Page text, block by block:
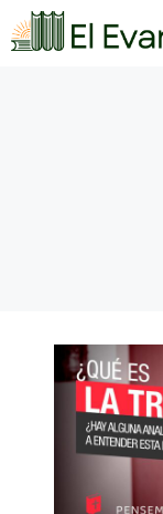
Saltar
al